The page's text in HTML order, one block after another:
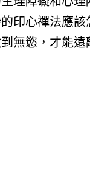
印心禪法應該
無慾，才能遠